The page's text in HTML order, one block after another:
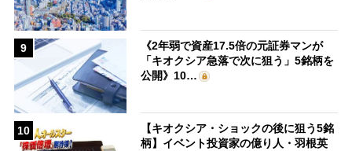
9
《2年弱で資産17.5倍の元証券マンが
「キオクシア急落で次に狙う」5銘柄を
公開》10…
10
【キオクシア・ショックの後に狙う5銘
柄】イベント投資家の億り人・羽根英